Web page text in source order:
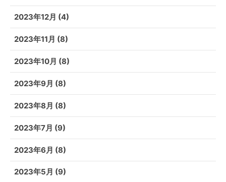
2023年12月 (4)
2023年11月 (8)
2023年10月 (8)
2023年9月 (8)
2023年8月 (8)
2023年7月 (9)
2023年6月 (8)
2023年5月 (9)